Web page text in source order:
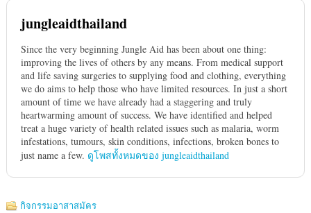
jungleaidthailand
Since the very beginning Jungle Aid has been about one thing:
improving the lives of others by any means. From medical support
and life saving surgeries to supplying food and clothing, everything
we do aims to help those who have limited resources. In just a short
amount of time we have already had a staggering and truly
heartwarming amount of success. We have identified and helped
treat a huge variety of health related issues such as malaria, worm
infestations, tumours, skin conditions, infections, broken bones to
just name a few. ดูโพสทั้งหมดของ jungleaidthailand
กิจกรรมอาสาสมัคร